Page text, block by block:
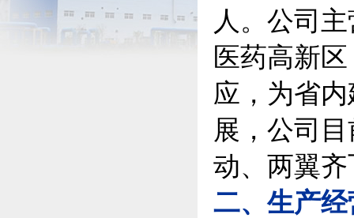
人。公司
医药高新
应，为省
展，公司
动、两翼
二、生产